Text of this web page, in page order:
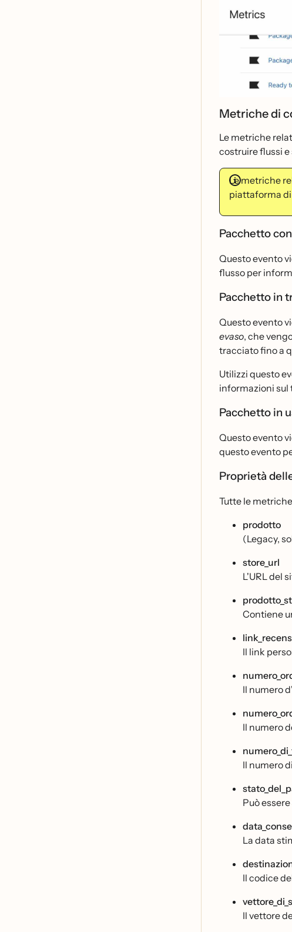
Metriche di
Le metriche
costruire flussi
Le metriche
piattaforma
Pacchetto
Questo evento
flusso per
Pacchetto in
Questo evento
evaso, che
tracciato fino a
Utilizzi questo
informazioni sul
Pacchetto in
Questo evento
questo evento
Proprietà
Tutte le
prodotto
(Legacy,
store_url
L'URL del
Contiene
Il link
Il numero
Il numero
Il numero
Può essere
La data
Il codice
Il vettore